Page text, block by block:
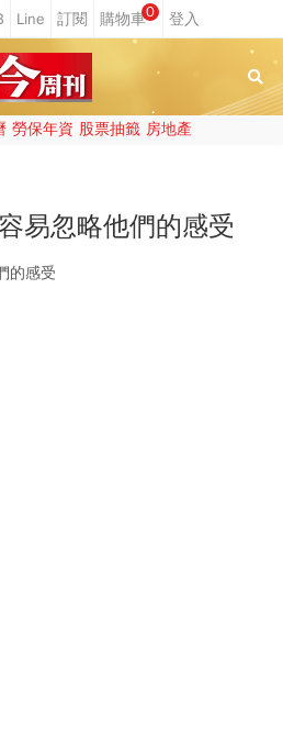
0
勞保年資 股票抽籤 房地產
易忽略他們的感受